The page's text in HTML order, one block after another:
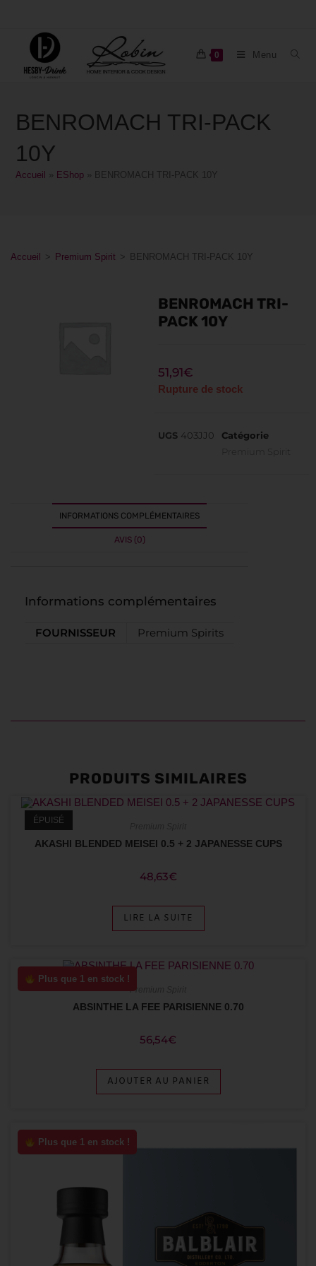
0 Menu
BENROMACH TRI-PACK
10Y
Accueil EShop BENROMACH TRI-PACK 10Y
Accueil > Premium Spirit > BENROMACH TRI-PACK 10Y
BENROMACH TRI-
PACK 10Y
51,91€
Rupture de stock
UGS 403JJ0
Catégorie
Premium Spirit
INFORMATIONS COMPLÉMENTAIRES
AVIS (0)
Informations complémentaires
FOURNISSEUR Premium Spirits
PRODUITS SIMILAIRES
ÉPUISÉ
AKASHI BLENDED MEISEI 0.5 + 2 JAPANESSE CUPS
48,63€
LIRE LA SUITE
Plus que 1 en stock !
Premium Spirit
ABSINTHE LA FEE PARISIENNE 0.70
56,54€
AJOUTER AU PANIER
Plus que 1 en stock !